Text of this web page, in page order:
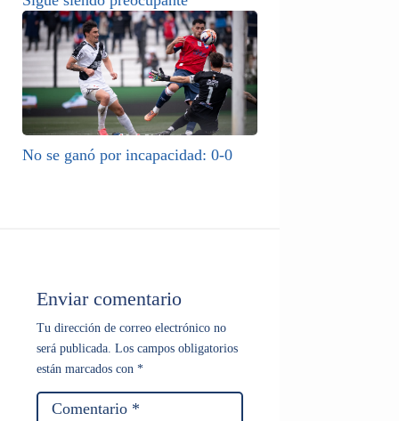
No se ganó por incapacidad: 0-0
Enviar comentario
Tu dirección de correo electrónico no
será publicada. Los campos obligatorios
están marcados con *